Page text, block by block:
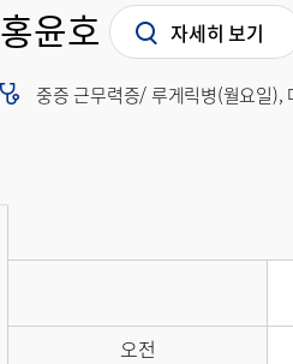
홍윤호 자세히 보기
중증 근무력증/ 루게릭병(월요일),
오전